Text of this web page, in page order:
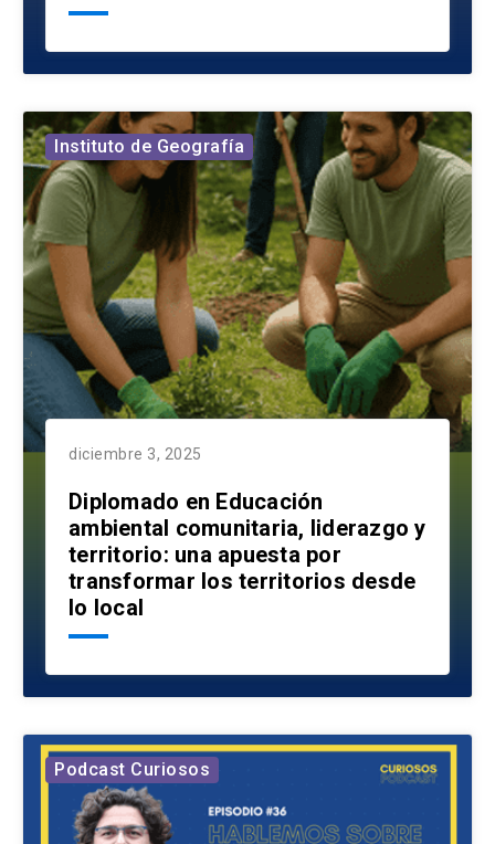
Instituto de Geografía
diciembre 3, 2025
Diplomado en Educación
ambiental comunitaria, liderazgo y
territorio: una apuesta por
transformar los territorios desde
lo local
Podcast Curiosos